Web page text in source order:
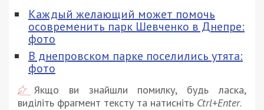
Каждый желающий может помочь
осовременить парк Шевченко в Днепре:
фото
В днепровском парке поселились утята:
фото
Якщо ви знайшли помилку, будь ласка,
виділіть фрагмент тексту та натисніть Ctrl+Enter.